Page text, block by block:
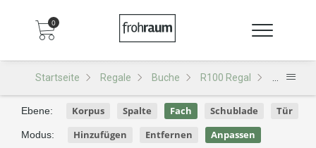
0
Startseite Regale Buche R100 Regal R100 -
Ebene: Korpus Spalte Fach Schublade Tür
Modus: Hinzufügen Entfernen Anpassen